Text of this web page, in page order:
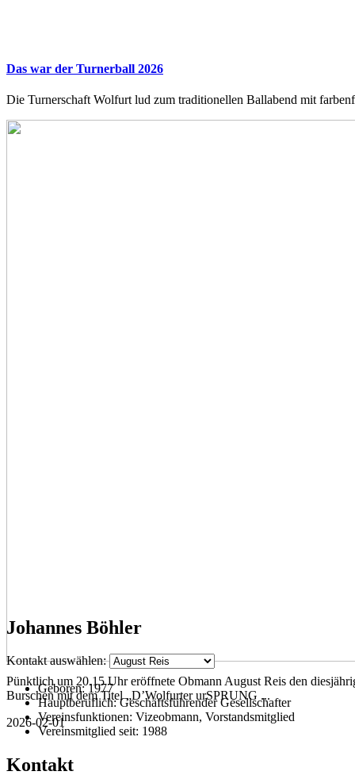
Das war der Turnerball 2026
Die Turnerschaft Wolfurt lud zum traditionellen Ballabend mit
Pünktlich um 20.15 Uhr eröffnete Obmann August Reis den
Burschen mit dem Titel „D’Wolfurter urSPRUNG ...
2026-02-01
Johannes Böhler
Kontakt auswählen:
Geboren:1977
Hauptberuflich:Geschäftsführender Gesellschafter
Vereinsfunktionen: Vizeobmann, Vorstandsmitglied
Vereinsmitglied seit: 1988
Kontakt